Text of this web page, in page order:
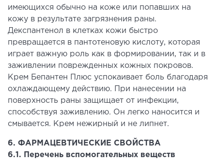
имеющихся обычно на коже или попавших на
кожу в результате загрязнения раны.
Декспантенол в клетках кожи быстро
превращается в пантотеновую кислоту, которая
играет важную роль как в формировании, так и в
заживлении поврежденных кожных покровов.
Крем Бепантен Плюс успокаивает боль благодаря
охлаждающему действию. При нанесении на
поверхность раны защищает от инфекции,
способствуя заживлению. Он легко наносится и
смывается. Крем нежирный и не липнет.
6. ФАРМАЦЕВТИЧЕСКИЕ СВОЙСТВА
6.1. Перечень вспомогательных веществ